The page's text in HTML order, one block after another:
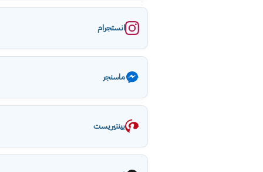
انستجرام
ماسنجر
بينتيريست